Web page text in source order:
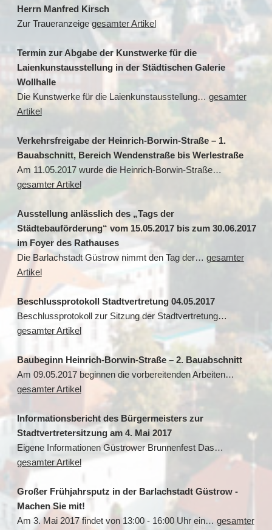
Herrn Manfred Kirsch
Zur Traueranzeigegesamter Artikel
Termin zur Abgabe der Kunstwerke für die
Laienkunstausstellung in der Städtischen Galerie
Wollhalle
Die Kunstwerke für die Laienkunstausstellung… gesamter
Artikel
Verkehrsfreigabe der Heinrich-Borwin-Straße – 1.
Bauabschnitt, Bereich Wendenstraße bis Werlestraße
Am 11.05.2017 wurde die Heinrich-Borwin-Straße…
gesamter Artikel
Ausstellung anlässlich des „Tags der
Städtebauförderung“ vom 15.05.2017 bis zum 30.06.2017
im Foyer des Rathauses
Die Barlachstadt Güstrow nimmt den Tag der… gesamter
Artikel
Beschlussprotokoll Stadtvertretung 04.05.2017
Beschlussprotokoll zur Sitzung der Stadtvertretung…
gesamter Artikel
Baubeginn Heinrich-Borwin-Straße – 2. Bauabschnitt
Am 09.05.2017 beginnen die vorbereitenden Arbeiten…
gesamter Artikel
Informationsbericht des Bürgermeisters zur
Stadtvertretersitzung am 4. Mai 2017
Eigene Informationen Güstrower Brunnenfest Das…
gesamter Artikel
Großer Frühjahrsputz in der Barlachstadt Güstrow -
Machen Sie mit!
Am 3. Mai 2017 findet von 13:00 - 16:00 Uhr ein… gesamter